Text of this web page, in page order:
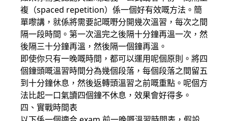
複（spaced repetition）係一個好有效嘅方法。簡
單嚟講，就係將需要記嘅嘢分開幾次溫習，每次之間
隔一段時間。第一次溫完之後隔十分鐘再溫一次，然
後隔三十分鐘再溫，然後隔一個鐘再溫。
即使你只有一晚嘅時間，都可以運用呢個原則。將四
個鐘頭嘅溫習時間分為幾個段落，每個段落之間留五
到十分鐘休息，然後返轉頭溫習之前嘅重點。呢個方
法比起一口氣讀四個鐘不休息，效果會好得多。
四、實戰時間表